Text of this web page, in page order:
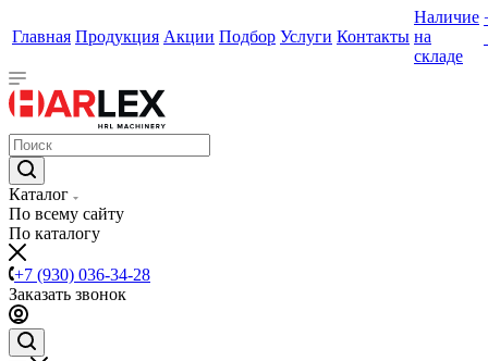
Главная Продукция Акции Подбор Услуги Контакты
Наличие
на
складе
Каталог
По всему сайту
По каталогу
+7 (930) 036-34-28
Заказать звонок